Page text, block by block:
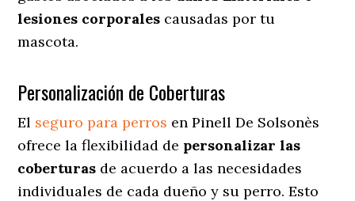
lesiones corporales causadas por tu
mascota.
Personalización de Coberturas
El seguro para perros en Pinell De Solsonès
ofrece la flexibilidad de personalizar las
coberturas de acuerdo a las necesidades
individuales de cada dueño y su perro. Esto